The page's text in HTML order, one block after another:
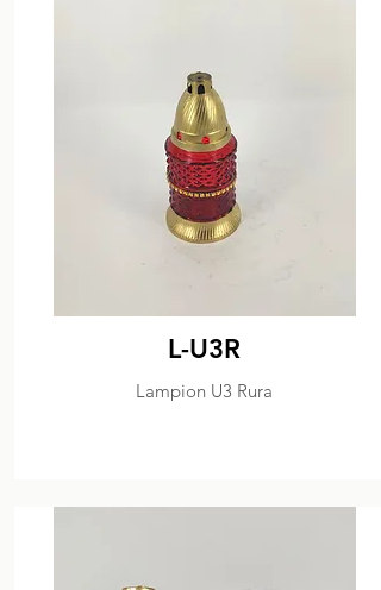
L-U3R
Lampion U3 Rura